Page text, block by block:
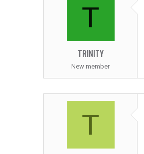
T
TRINITY
New member
Т